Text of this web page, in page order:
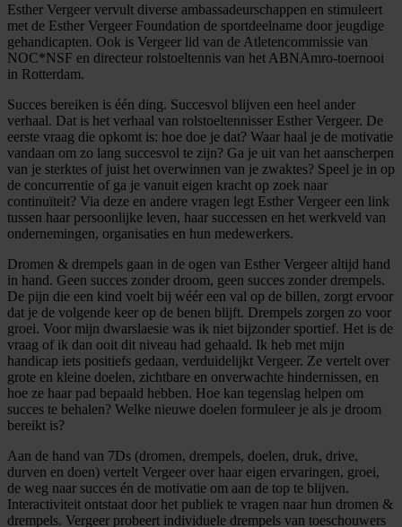
Esther Vergeer vervult diverse ambassadeurschappen en stimuleert
met de Esther Vergeer Foundation de sportdeelname door jeugdige
gehandicapten. Ook is Vergeer lid van de Atletencommissie van
NOC*NSF en directeur rolstoeltennis van het ABNAmro-toernooi
in Rotterdam.
Succes bereiken is één ding. Succesvol blijven een heel ander
verhaal. Dat is het verhaal van rolstoeltennisser Esther Vergeer. De
eerste vraag die opkomt is: hoe doe je dat? Waar haal je de motivatie
vandaan om zo lang succesvol te zijn? Ga je uit van het aanscherpen
van je sterktes of juist het overwinnen van je zwaktes? Speel je in op
de concurrentie of ga je vanuit eigen kracht op zoek naar
continuïteit? Via deze en andere vragen legt Esther Vergeer een link
tussen haar persoonlijke leven, haar successen en het werkveld van
ondernemingen, organisaties en hun medewerkers.
Dromen & drempels gaan in de ogen van Esther Vergeer altijd hand
in hand. Geen succes zonder droom, geen succes zonder drempels.
De pijn die een kind voelt bij wéér een val op de billen, zorgt ervoor
dat je de volgende keer op de benen blijft. Drempels zorgen zo voor
groei. Voor mijn dwarslaesie was ik niet bijzonder sportief. Het is de
vraag of ik dan ooit dit niveau had gehaald. Ik heb met mijn
handicap iets positiefs gedaan, verduidelijkt Vergeer. Ze vertelt over
grote en kleine doelen, zichtbare en onverwachte hindernissen, en
hoe ze haar pad bepaald hebben. Hoe kan tegenslag helpen om
succes te behalen? Welke nieuwe doelen formuleer je als je droom
bereikt is?
Aan de hand van 7Ds (dromen, drempels, doelen, druk, drive,
durven en doen) vertelt Vergeer over haar eigen ervaringen, groei,
de weg naar succes én de motivatie om aan de top te blijven.
Interactiviteit ontstaat door het publiek te vragen naar hun dromen &
drempels. Vergeer probeert individuele drempels van toeschouwers